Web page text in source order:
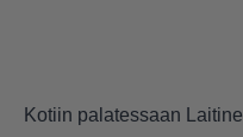
Kotiin palatessaan